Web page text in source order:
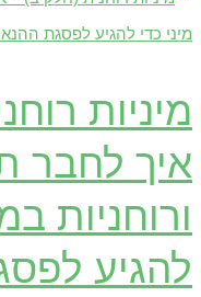
מיניות
איך לחבר
ורוחניות
להגיע